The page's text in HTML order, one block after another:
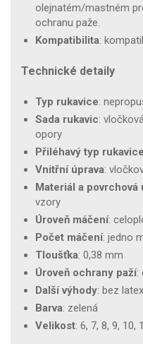
olejnatém/mastném
ochranu paže.
Kompatibilita:
Technické detaily
Typ rukavice:
Sada rukavic:
opory
Přiléhavý typ rukavice
Vnitřní úprava:
Materiál a povrchová
vzory
Úroveň máčení:
Počet máčení: jedno
Tloušťka: 0,38 mm
Úroveň ochrany paží:
Další výhody: bez
Barva: zelená
Velikost: 6, 7, 8, 9, 10,